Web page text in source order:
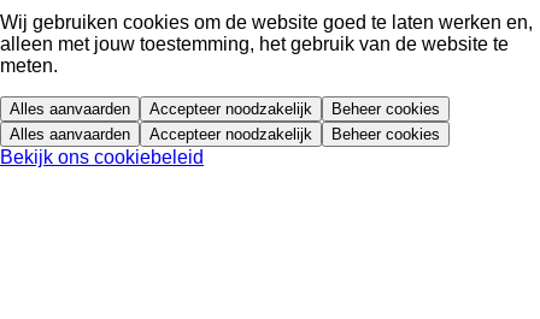
Wij gebruiken cookies om de website goed te laten werken en,
alleen met jouw toestemming, het gebruik van de website te
meten.
Alles aanvaarden Accepteer noodzakelijk
Beheer cookies
Alles aanvaarden
Accepteer noodzakelijk Beheer cookies
Bekijk ons cookiebeleid